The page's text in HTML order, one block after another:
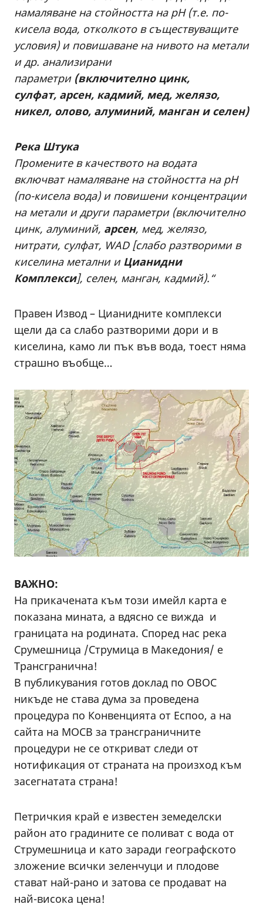
намаляване на стойността на рН (т.е. по-
кисела вода, отколкото в съществуващите
условия) и повишаване на нивото на метали
и др. анализирани
параметри (включително цинк,
сулфат, арсен, кадмий, мед, желязо,
никел, олово, алуминий, манган и селен)
Река Штука
Промените в качеството на водата
включват намаляване на стойността на pH
(по-кисела вода) и повишени концентрации
на метали и други параметри (включително
цинк, алуминий, арсен, мед, желязо,
нитрати, сулфат, WAD [слабо разтворими в
киселина метални и Цианидни
Комплекси], селен, манган, кадмий).“
Правен Извод – Цианидните комплекси
щели да са слабо разтворими дори и в
киселина, камо ли пък във вода, тоест няма
страшно въобще…
ВАЖНО:
На прикачената към този имейл карта е
показана мината, а вдясно се вижда и
границата на родината. Според нас река
Срумешница /Струмица в Македония/ е
Трансгранична!
В публикувания готов доклад по ОВОС
никъде не става дума за проведена
процедура по Конвенцията от Еспоо, а на
сайта на МОСВ за трансграничните
процедури не се откриват следи от
нотификация от страната на произход към
засегнатата страна!
Петричкия край е известен земеделски
район ато градините се поливат с вода от
Струмешница и като заради географското
зложение всички зеленчуци и плодове
стават най-рано и затова се продават на
най-висока цена!